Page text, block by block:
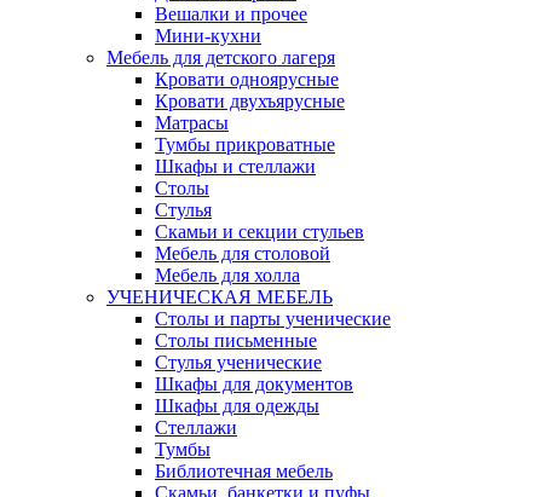
Вешалки и прочее
Мини-кухни
Мебель для детского лагеря
Кровати одноярусные
Кровати двухъярусные
Матрасы
Тумбы прикроватные
Шкафы и стеллажи
Столы
Стулья
Скамьи и секции стульев
Мебель для столовой
Мебель для холла
УЧЕНИЧЕСКАЯ МЕБЕЛЬ
Столы и парты ученические
Столы письменные
Стулья ученические
Шкафы для документов
Шкафы для одежды
Стеллажи
Тумбы
Библиотечная мебель
Скамьи, банкетки и пуфы